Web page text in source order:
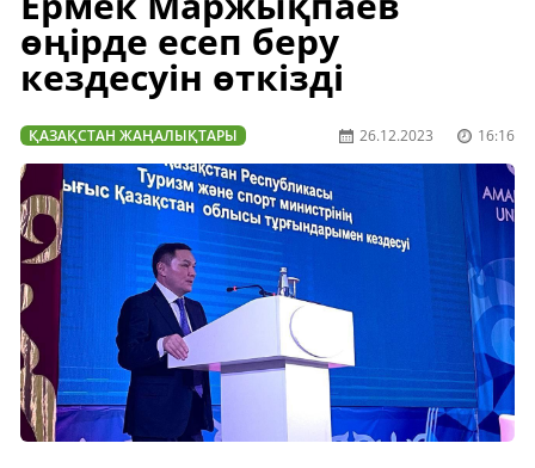
өңірде есеп беру
кездесуін өткізді
ҚАЗАҚСТАН ЖАҢАЛЫҚТАРЫ 26.12.2023 16:16